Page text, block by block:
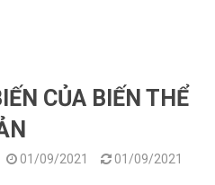
CỦA BIẾN THỂ
01/09/2021
01/09/2021